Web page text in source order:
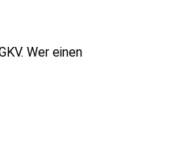
Wer einen